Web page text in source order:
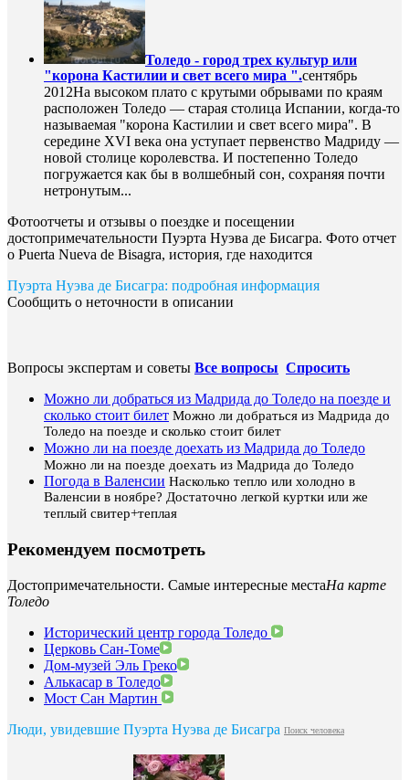
Толедо - город трех культур или
"корона Кастилии и свет всего мира ".сентябрь
2012На высоком плато с крутыми обрывами по краям
расположен Толедо — старая столица Испании, когда-то
называемая "корона Кастилии и свет всего мира". В
середине XVI века она уступает первенство Мадриду —
новой столице королевства. И постепенно Толедо
погружается как бы в волшебный сон, сохраняя почти
нетронутым...
Фотоотчеты и отзывы о поездке и посещении
достопримечательности Пуэрта Нуэва де Бисагра. Фото отчет
о Puerta Nueva de Bisagra, история, где находится
Пуэрта Нуэва де Бисагра: подробная информация
Сообщить о неточности в описании
Вопросы экспертам и советы Все вопросы Спросить
Можно ли добраться из Мадрида до Толедо на поезде и
сколько стоит билет Можно ли добраться из Мадрида до
Толедо на поезде и сколько стоит билет
Можно ли на поезде доехать из Мадрида до Толедо
Можно ли на поезде доехать из Мадрида до Толедо
Погода в Валенсии Насколько тепло или холодно в
Валенсии в ноябре? Достаточно легкой куртки или же
теплый свитер+теплая
Рекомендуем посмотреть
Достопримечательности. Самые интересные местаНа карте
Толедо
Исторический центр города Толедо
Церковь Сан-Томе
Дом-музей Эль Греко
Алькасар в Толедо
Мост Сан Мартин
Люди, увидевшие Пуэрта Нуэва де Бисагра Поиск человека